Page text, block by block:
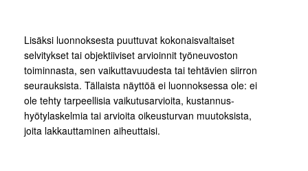
Lisäksi luonnoksesta puuttuvat kokonaisvaltaiset
selvitykset tai objektiiviset arvioinnit työneuvoston
toiminnasta, sen vaikuttavuudesta tai tehtävien siirron
seurauksista. Tällaista näyttöä ei luonnoksessa ole: ei
ole tehty tarpeellisia vaikutusarvioita, kustannus-
hyötylaskelmia tai arvioita oikeusturvan muutoksista,
joita lakkauttaminen aiheuttaisi.